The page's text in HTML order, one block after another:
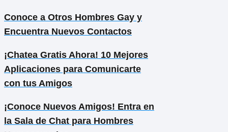
Conoce a Otros Hombres Gay y
Encuentra Nuevos Contactos
¡Chatea Gratis Ahora! 10 Mejores
Aplicaciones para Comunicarte
con tus Amigos
¡Conoce Nuevos Amigos! Entra en
la Sala de Chat para Hombres